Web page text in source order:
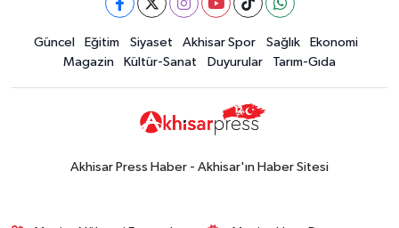
15:02Akhisar'da sıcak hava etkisini
sürdürüyor! İşte 5 günlük hava
durumu
Güncel
14:53
Güncel Eğitim Siyaset Akhisar Spor Sağlık
Ekonomi
Magazin
Kültür-Sanat Duyurular Tarım-Gıda
Akhisar Press Haber - Akhisar'ın Haber Sitesi